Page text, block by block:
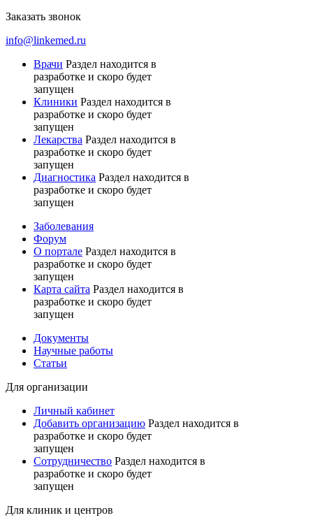
Заказать звонок
info@linkemed.ru
Врачи Раздел находится в
разработке и скоро будет
запущен
Клиники Раздел находится в
разработке и скоро будет
запущен
Лекарства Раздел находится в
разработке и скоро будет
запущен
Диагностика Раздел находится в
разработке и скоро будет
запущен
Заболевания
Форум
О портале Раздел находится в
разработке и скоро будет
запущен
Карта сайта Раздел находится в
разработке и скоро будет
запущен
Документы
Научные работы
Статьи
Для организации
Личный кабинет
Добавить организацию Раздел находится в
разработке и скоро будет
запущен
Сотрудничество Раздел находится в
разработке и скоро будет
запущен
Для клиник и центров